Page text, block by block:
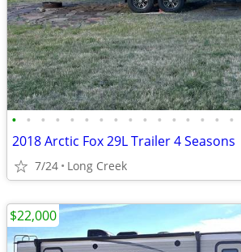
• • • • • • • • • • • • • • • •
2018 Arctic Fox 29L Trailer 4 Seasons
7/24 Long Creek
$22,000